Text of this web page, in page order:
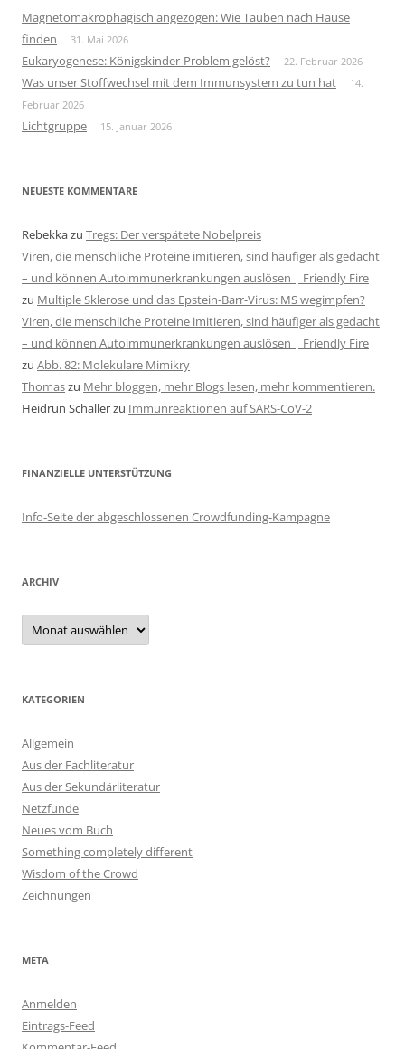
Magnetomakrophagisch angezogen: Wie Tauben nach Hause
finden
31. Mai 2026
Eukaryogenese: Königskinder-Problem gelöst? 22. Februar 2026
Was unser Stoffwechsel mit dem Immunsystem zu tun hat
14.
Februar 2026
Lichtgruppe 15. Januar 2026
NEUESTE KOMMENTARE
Rebekkazu Tregs: Der verspätete Nobelpreis
Viren, die menschliche Proteine imitieren, sind häufiger als gedacht
– und können Autoimmunerkrankungen auslösen | Friendly Fire
zu Multiple Sklerose und das Epstein-Barr-Virus: MS wegimpfen?
Viren, die menschliche Proteine imitieren, sind häufiger als gedacht
– und können Autoimmunerkrankungen auslösen | Friendly Fire
zu Abb. 82: Molekulare Mimikry
Thomaszu Mehr bloggen, mehr Blogs lesen, mehr kommentieren.
Heidrun Schallerzu Immunreaktionen auf SARS-CoV-2
FINANZIELLE UNTERSTÜTZUNG
Info-Seite der abgeschlossenen Crowdfunding-Kampagne
ARCHIV
Archiv
KATEGORIEN
Allgemein
Aus der Fachliteratur
Aus der Sekundärliteratur
Netzfunde
Neues vom Buch
Something completely different
Wisdom of the Crowd
Zeichnungen
META
Anmelden
Eintrags-Feed